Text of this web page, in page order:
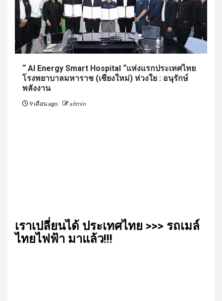
“ AI Energy Smart Hospital “แห่งแรกประเทศไทย
โรงพยาบาลมหาราช (เชียงใหม่) ห่วงใย : อนุรักษ์
พลังงาน
9 เดือน ago admin
เรา​เปลี่ยน​ได้​ ประเทศ​ไทย​ >>> รถเมล์​
ไทย​ไฟฟ้า​ มาแล้ว!!!